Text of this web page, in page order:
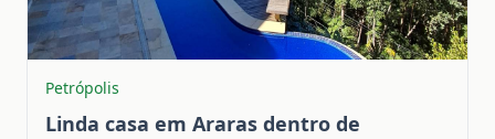
Petrópolis
Linda casa em Araras dentro de